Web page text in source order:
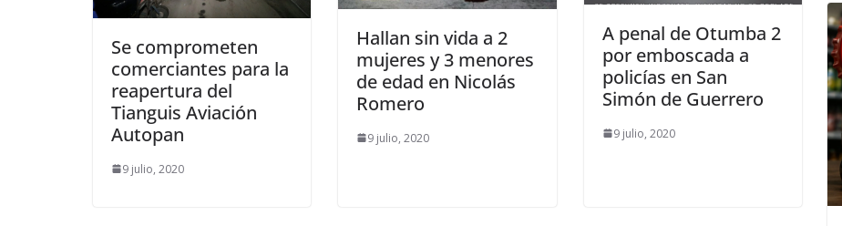
Se comprometen
comerciantes para la
reapertura del
Tianguis Aviación
Autopan
9 julio, 2020
Hallan sin vida a 2
mujeres y 3 menores
de edad en Nicolás
Romero
9 julio, 2020
A penal de Otumba 2
por emboscada a
policías en San
Simón de Guerrero
9 julio, 2020